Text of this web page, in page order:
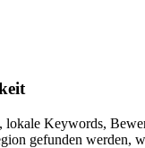
Keywords,
gefunden werden,